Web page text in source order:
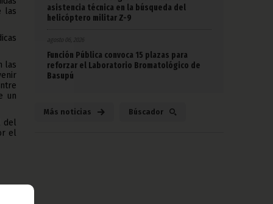
las
las
un
del
el
asistencia técnica en la búsqueda del
helicóptero militar Z-9
agosto 06, 2026
Función Pública convoca 15 plazas para
reforzar el Laboratorio Bromatológico de
Basupú
Más noticias Búscador